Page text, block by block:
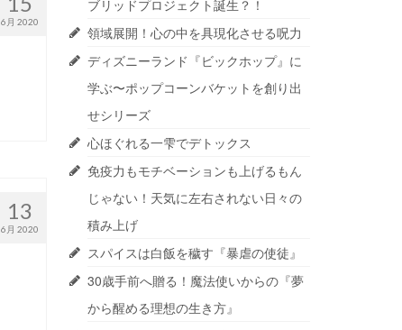
6月 2020
13
6月 2020
ブリッドプロジェクト誕生？！
領域展開！心の中を具現化させる呪力
ディズニーランド『ビックホップ』に
学ぶ〜ポップコーンバケットを創り出
せシリーズ
心ほぐれる一雫でデトックス
免疫力もモチベーションも上げるもん
じゃない！天気に左右されない日々の
積み上げ
スパイスは白飯を穢す『暴虐の使徒』
30歳手前へ贈る！魔法使いからの『夢
から醒める理想の生き方』